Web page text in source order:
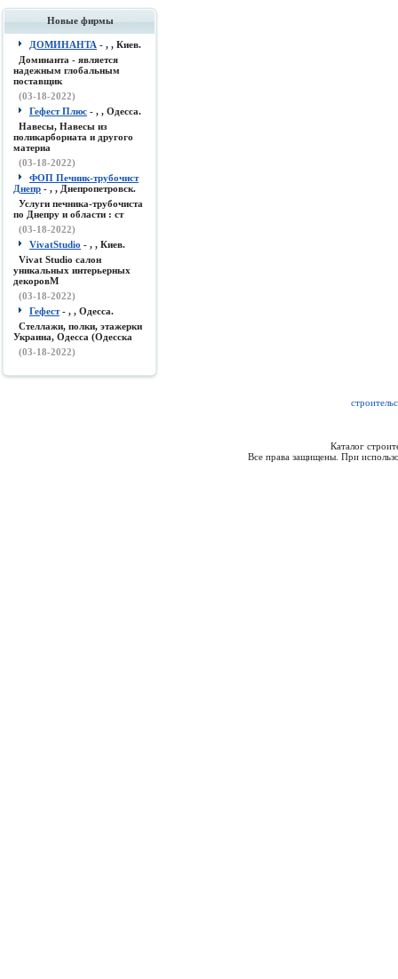
Новые фирмы
ДОМИНАНТА - , , Киев.
Доминанта - является
надежным глобальным
поставщик
(03-18-2022)
Гефест Плюс - , , Одесса.
Навесы, Навесы из
поликарборната и другого
материа
(03-18-2022)
ФОП Печник-трубочист
Днепр - , , Днепропетровск.
Услуги печника-трубочиста
по Днепру и области : ст
(03-18-2022)
VivatStudio - , , Киев.
Vivat Studio салон
уникальных интерьерных
декоровМ
(03-18-2022)
Гефест- , , Одесса.
Стеллажи, полки, этажерки
Украина, Одесса (Одесска
(03-18-2022)
Каталог
Все права защищены. При